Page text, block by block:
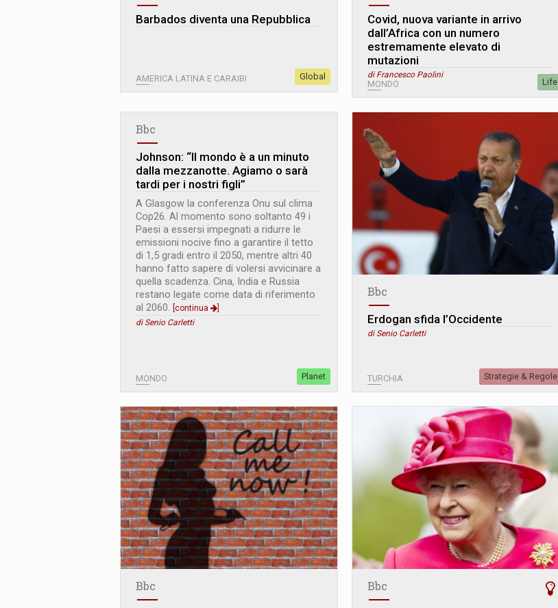
Barbados diventa una Repubblica
AMERICA LATINA E CARAIBI Global
Covid, nuova variante in arrivo
dall’Africa con un numero
estremamente elevato di
mutazioni
di Francesco Paolini
MONDO Life
Bbc
Johnson: “Il mondo è a un minuto
dalla mezzanotte. Agiamo o sarà
tardi per i nostri figli”
A Glasgow la conferenza Onu sul clima
Cop26. Al momento sono soltanto 49 i
Paesi a essersi impegnati a ridurre le
emissioni nocive fino a garantire il tetto
di 1,5 gradi entro il 2050, mentre altri 40
hanno fatto sapere di volersi avvicinare a
quella scadenza. Cina, India e Russia
restano legate come data di riferimento
al 2060. [continua
di Senio Carletti
MONDO Planet
Bbc
Erdogan sfida l’Occidente
di Senio Carletti
TURCHIA Strategie & Regole
Bbc Bbc